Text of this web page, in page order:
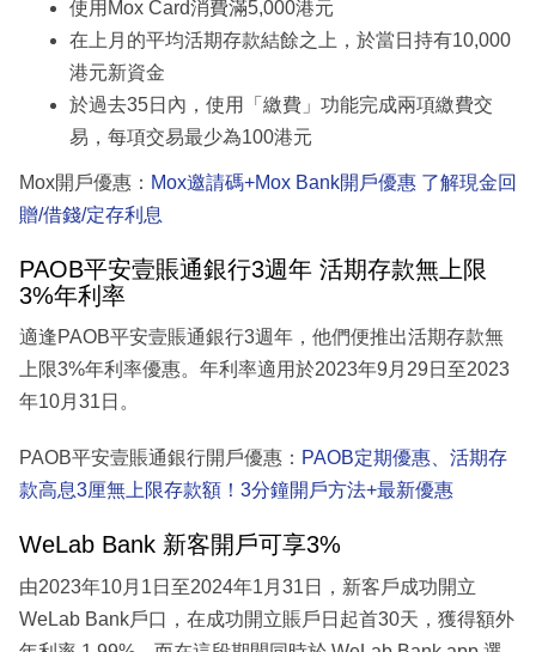
使用Mox Card消費滿5,000港元
在上月的平均活期存款結餘之上，於當日持有10,000
港元新資金
於過去35日內，使用「繳費」功能完成兩項繳費交
易，每項交易最少為100港元
Mox開戶優惠： Mox邀請碼+Mox Bank開戶優惠 了解現金回
贈/借錢/定存利息
PAOB平安壹賬通銀行3週年 活期存款無上限
3%年利率
適逢PAOB平安壹賬通銀行3週年，他們便推出活期存款無
上限3%年利率優惠。年利率適用於2023年9月29日至2023
年10月31日。
PAOB平安壹賬通銀行開戶優惠： PAOB定期優惠、活期存
款高息3厘無上限存款額！3分鐘開戶方法+最新優惠
WeLab Bank 新客開戶可享3%
由2023年10月1日至2024年1月31日，新客戶成功開立
WeLab Bank戶口，在成功開立賬戶日起首30天，獲得額外